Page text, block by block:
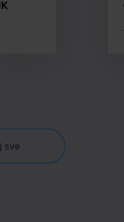
sve